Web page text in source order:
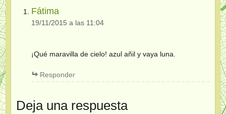
Fátima
19/11/2015 a las 11:04
¡Qué maravilla de cielo! azul añil y vaya luna.
Responder
Deja una respuesta